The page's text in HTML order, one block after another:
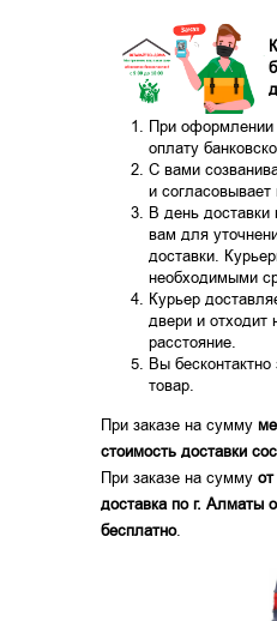
При оформлении
оплату
С вами
и согласовывает
В день доставки
вам для
доставки.
необходимыми
Курьер
двери и отходит
расстояние.
Вы бесконтактно
товар.
При заказе на сумму
стоимость доставки
При заказе на сумму
доставка по г. Алматы
бесплатно.